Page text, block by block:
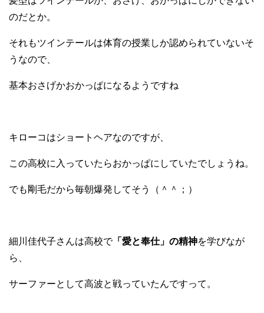
のだとか。
それもツインテールは体育の授業しか認められていないそ
うなので、
基本おさげかおかっぱになるようですね
キローコはショートヘアなのですが、
この高校に入っていたらおかっぱにしていたでしょうね。
でも剛毛だから毎朝爆発してそう（＾＾；）
細川佳代子さんは高校で「愛と奉仕」の精神を学びなが
ら、
サーファーとして高波と戦っていたんですって。